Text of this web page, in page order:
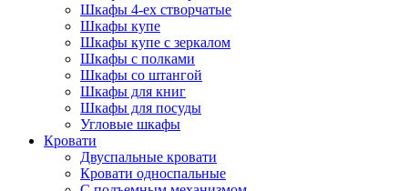
Шкафы 4-ех створчатые
Шкафы купе
Шкафы купе с зеркалом
Шкафы с полками
Шкафы со штангой
Шкафы для книг
Шкафы для посуды
Угловые шкафы
Кровати
Двуспальные кровати
Кровати односпальные